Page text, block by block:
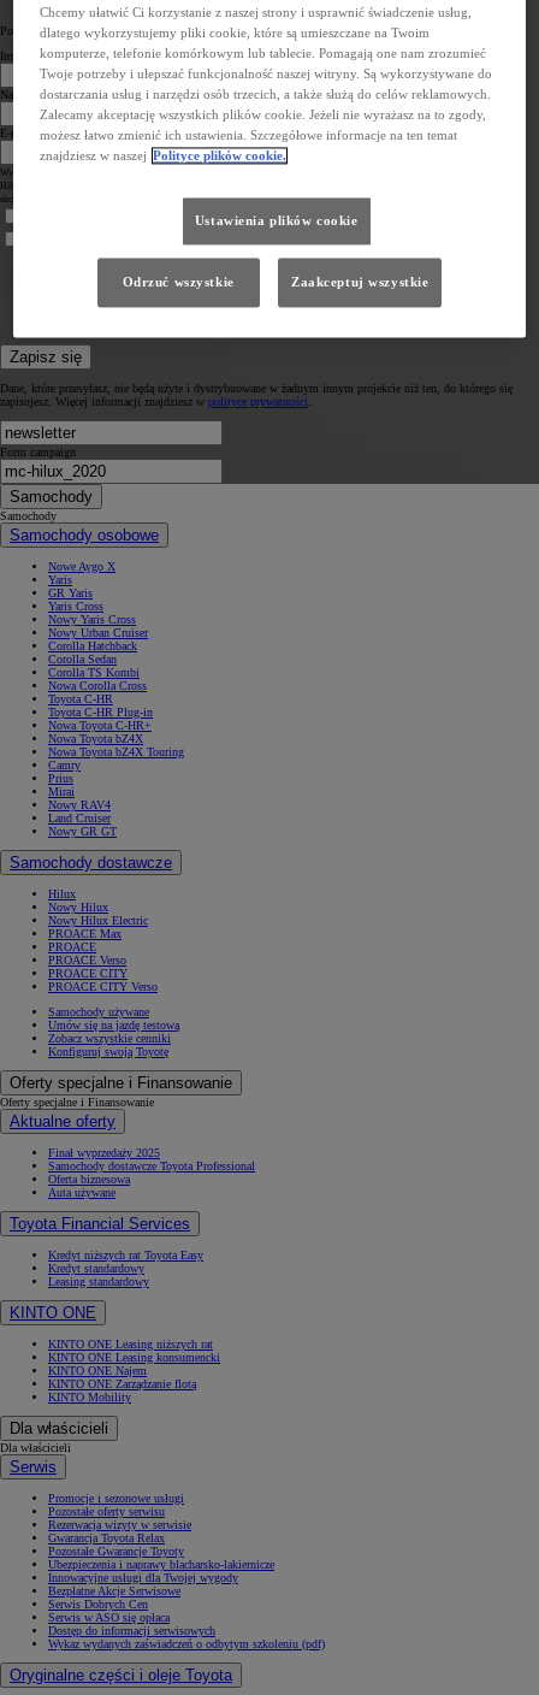
Powiedz nam coś o sobie
Imię
Nazwisko
E-mail
Wypełniając niniejszy formularz, wyrażasz jednocześnie prośbę o przesyłanie Ci informacji handlowych związanych z nową Toyotą
Hilux GR SPORT oraz ewentualnie zaproszenia na jazdę testową ww. modelem. Podajesz swoje dane osobowe celem umożliwienia
skontaktowania się przez nas z Tobą mailowo lub telefonicznie (kontakt telefoniczny na etapie umawiania jazdy testowej).
Informacją o ochronie prywatności
Ogólną Polityką Prywatności i Ochrony Danych Osobowych Toyota
Zapisz się
Dane, które przesyłasz, nie będą użyte i dystrybuowane w żadnym innym projekcie niż ten, do którego się
zapisujesz. Więcej informacji znajdziesz w polityce prywatności
Form campaign
Samochody
Samochody
Samochody osobowe
Nowe Aygo X
Yaris
GR Yaris
Yaris Cross
Nowy Yaris Cross
Nowy Urban Cruiser
Corolla Hatchback
Corolla Sedan
Corolla TS Kombi
Nowa Corolla Cross
Toyota C-HR
Toyota C-HR Plug-in
Nowa Toyota C-HR+
Nowa Toyota bZ4X
Nowa Toyota bZ4X Touring
Camry
Prius
Mirai
Nowy RAV4
Land Cruiser
Nowy GR GT
Samochody dostawcze
Hilux
Nowy Hilux
Nowy Hilux Electric
PROACE Max
PROACE
PROACE Verso
PROACE CITY
PROACE CITY Verso
Samochody używane
Umów się na jazdę testową
Zobacz wszystkie cenniki
Konfiguruj swoją Toyotę
Oferty specjalne i Finansowanie
Oferty specjalne i Finansowanie
Aktualne oferty
Finał wyprzedaży 2025
Samochody dostawcze Toyota Professional
Oferta biznesowa
Auta używane
Toyota Financial Services
Kredyt niższych rat Toyota Easy
Kredyt standardowy
Leasing standardowy
KINTO ONE
KINTO ONE Leasing niższych rat
KINTO ONE Leasing konsumencki
KINTO ONE Najem
KINTO ONE Zarządzanie flotą
KINTO Mobility
Dla właścicieli
Dla właścicieli
Serwis
Promocje i sezonowe usługi
Pozostałe oferty serwisu
Rezerwacja wizyty w serwisie
Gwarancja Toyota Relax
Pozostałe Gwarancje Toyoty
Ubezpieczenia i naprawy blacharsko-lakiernicze
Innowacyjne usługi dla Twojej wygody
Bezpłatne Akcje Serwisowe
Serwis Dobrych Cen
Serwis w ASO się opłaca
Dostęp do informacji serwisowych
Wykaz wydanych zaświadczeń o odbytym szkoleniu (pdf)
Oryginalne części i oleje Toyota
Chcemy ułatwić Ci korzystanie z naszej strony i usprawnić świadczenie usług,
dlatego wykorzystujemy pliki cookie, które są umieszczane na Twoim
komputerze, telefonie komórkowym lub tablecie. Pomagają one nam zrozumieć
Twoje potrzeby i ulepszać funkcjonalność naszej witryny. Są wykorzystywane do
dostarczania usług i narzędzi osób trzecich, a także służą do celów reklamowych.
Zalecamy akceptację wszystkich plików cookie. Jeżeli nie wyrażasz na to zgody,
możesz łatwo zmienić ich ustawienia. Szczegółowe informacje na ten temat
znajdziesz w naszej Polityce plików cookie.
Ustawienia plików cookie
Odrzuć wszystkie Zaakceptuj wszystkie